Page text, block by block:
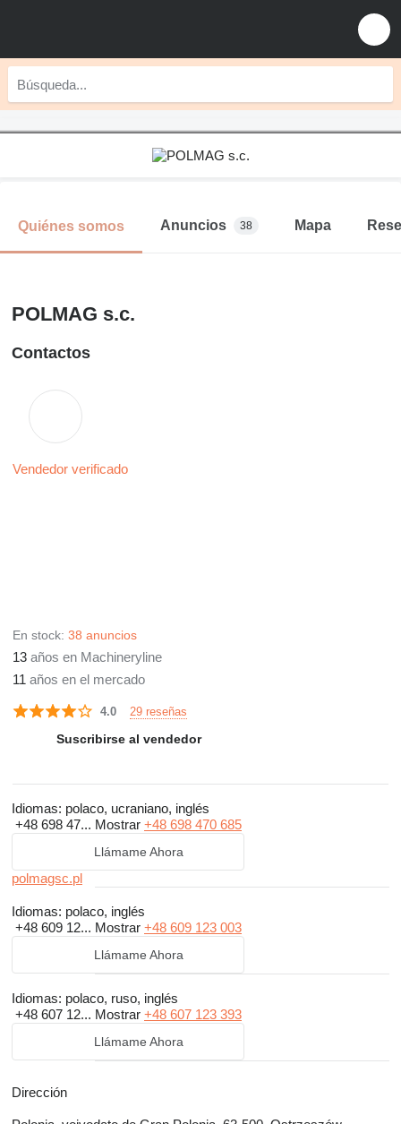
Quiénes somos Anuncios 38 Mapa
POLMAG s.c.
Contactos
Vendedor verificado
En stock: 38 anuncios
13 años en Machineryline
11 años en el mercado
4.0 29 reseñas
Suscribirse al vendedor
Idiomas: polaco, ucraniano, inglés
+48 698 47... Mostrar +48 698 470 685
Llámame Ahora
polmagsc.pl
Idiomas: polaco, inglés
+48 609 12... Mostrar +48 609 123 003
Llámame Ahora
Idiomas: polaco, ruso, inglés
+48 607 12... Mostrar +48 607 123 393
Llámame Ahora
Dirección